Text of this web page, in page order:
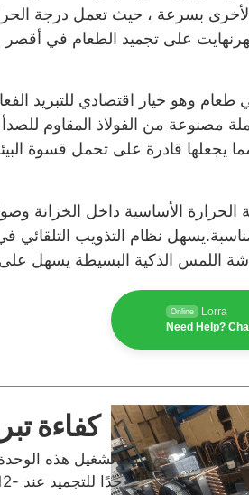
بسرعة ، حيث تعمل درجة
-112 درجة فهرنهايت على تجميد الطعام في
صواني طعام وهو خيار اقتصادي للتبريد
مصنوعة من الفولاذ المقاوم
يجعلها قادرة على تحمل قسوة البيئة
الأساسية داخل الخزانة
نظام التذويب التلقائي في
اللمس الذكية البسيطة يسهل
Lorra
Online
Need Help?
كفاءة
يتم تشغيل هذه